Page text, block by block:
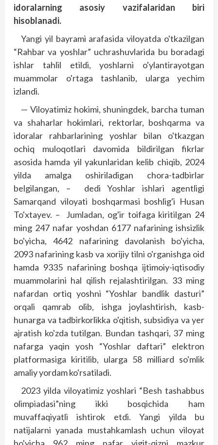
idoralarning asosiy vazifalaridan biri
hisoblanadi.
Yangi yil bayrami arafasida viloyatda o'tkazilgan
“Rahbar va yoshlar” uchrashuvlarida bu boradagi
ishlar tahlil etildi, yoshlarni o'ylantirayotgan
muammolar o'rtaga tashlanib, ularga yechim
izlandi.
— Viloyatimiz hokimi, shuningdek, barcha tuman
va shaharlar hokimlari, rektorlar, boshqarma va
idoralar rahbarlarining yoshlar bilan o'tkazgan
ochiq muloqotlari davomida bildirilgan fikrlar
asosida hamda yil yakunlaridan kelib chiqib, 2024
yilda amalga oshiriladigan chora-tadbirlar
belgilangan, – dedi Yoshlar ishlari agentligi
Samarqand viloyati boshqarmasi boshlig'i Husan
To'xtayev. – Jumladan, og'ir toifaga kiritilgan 24
ming 247 nafar yoshdan 6177 nafarining ishsizlik
bo'yicha, 4642 nafarining davolanish bo'yicha,
2093 nafarining kasb va xorijiy tilni o'rganishga oid
hamda 9335 nafarining boshqa ijtimoiy-iqtisodiy
muammolarini hal qilish rejalashtirilgan. 33 ming
nafardan ortiq yoshni “Yoshlar bandlik das­turi”
orqali qamrab olib, ishga joylashtirish, kasb-
hunarga va tadbirkorlikka o'qitish, subsidiya va yer
ajratish ko'zda tutilgan. Bundan tashqari, 37 ming
nafarga yaqin yosh “Yoshlar daftari” elektron
platformasiga kiritilib, ularga 58 milliard so'mlik
amaliy yordam ko'rsatiladi.
2023 yilda viloyatimiz yoshlari “Besh tashabbus
olimpiadasi”ning ikki bosqichida ham
muvaffaqiyatli ishtirok etdi. Yangi yilda bu
natijalarni yanada mustahkamlash uchun viloyat
bo'yicha 962 ming nafar yigit-qizni mazkur